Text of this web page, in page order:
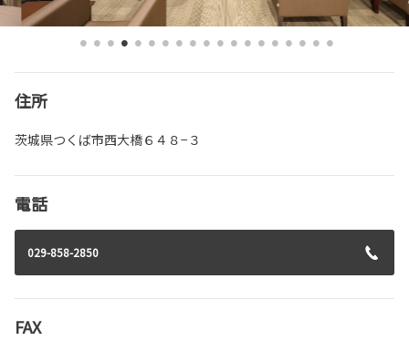
住所
茨城県つくば市西大橋６４８−３
電話
029-858-2850
FAX